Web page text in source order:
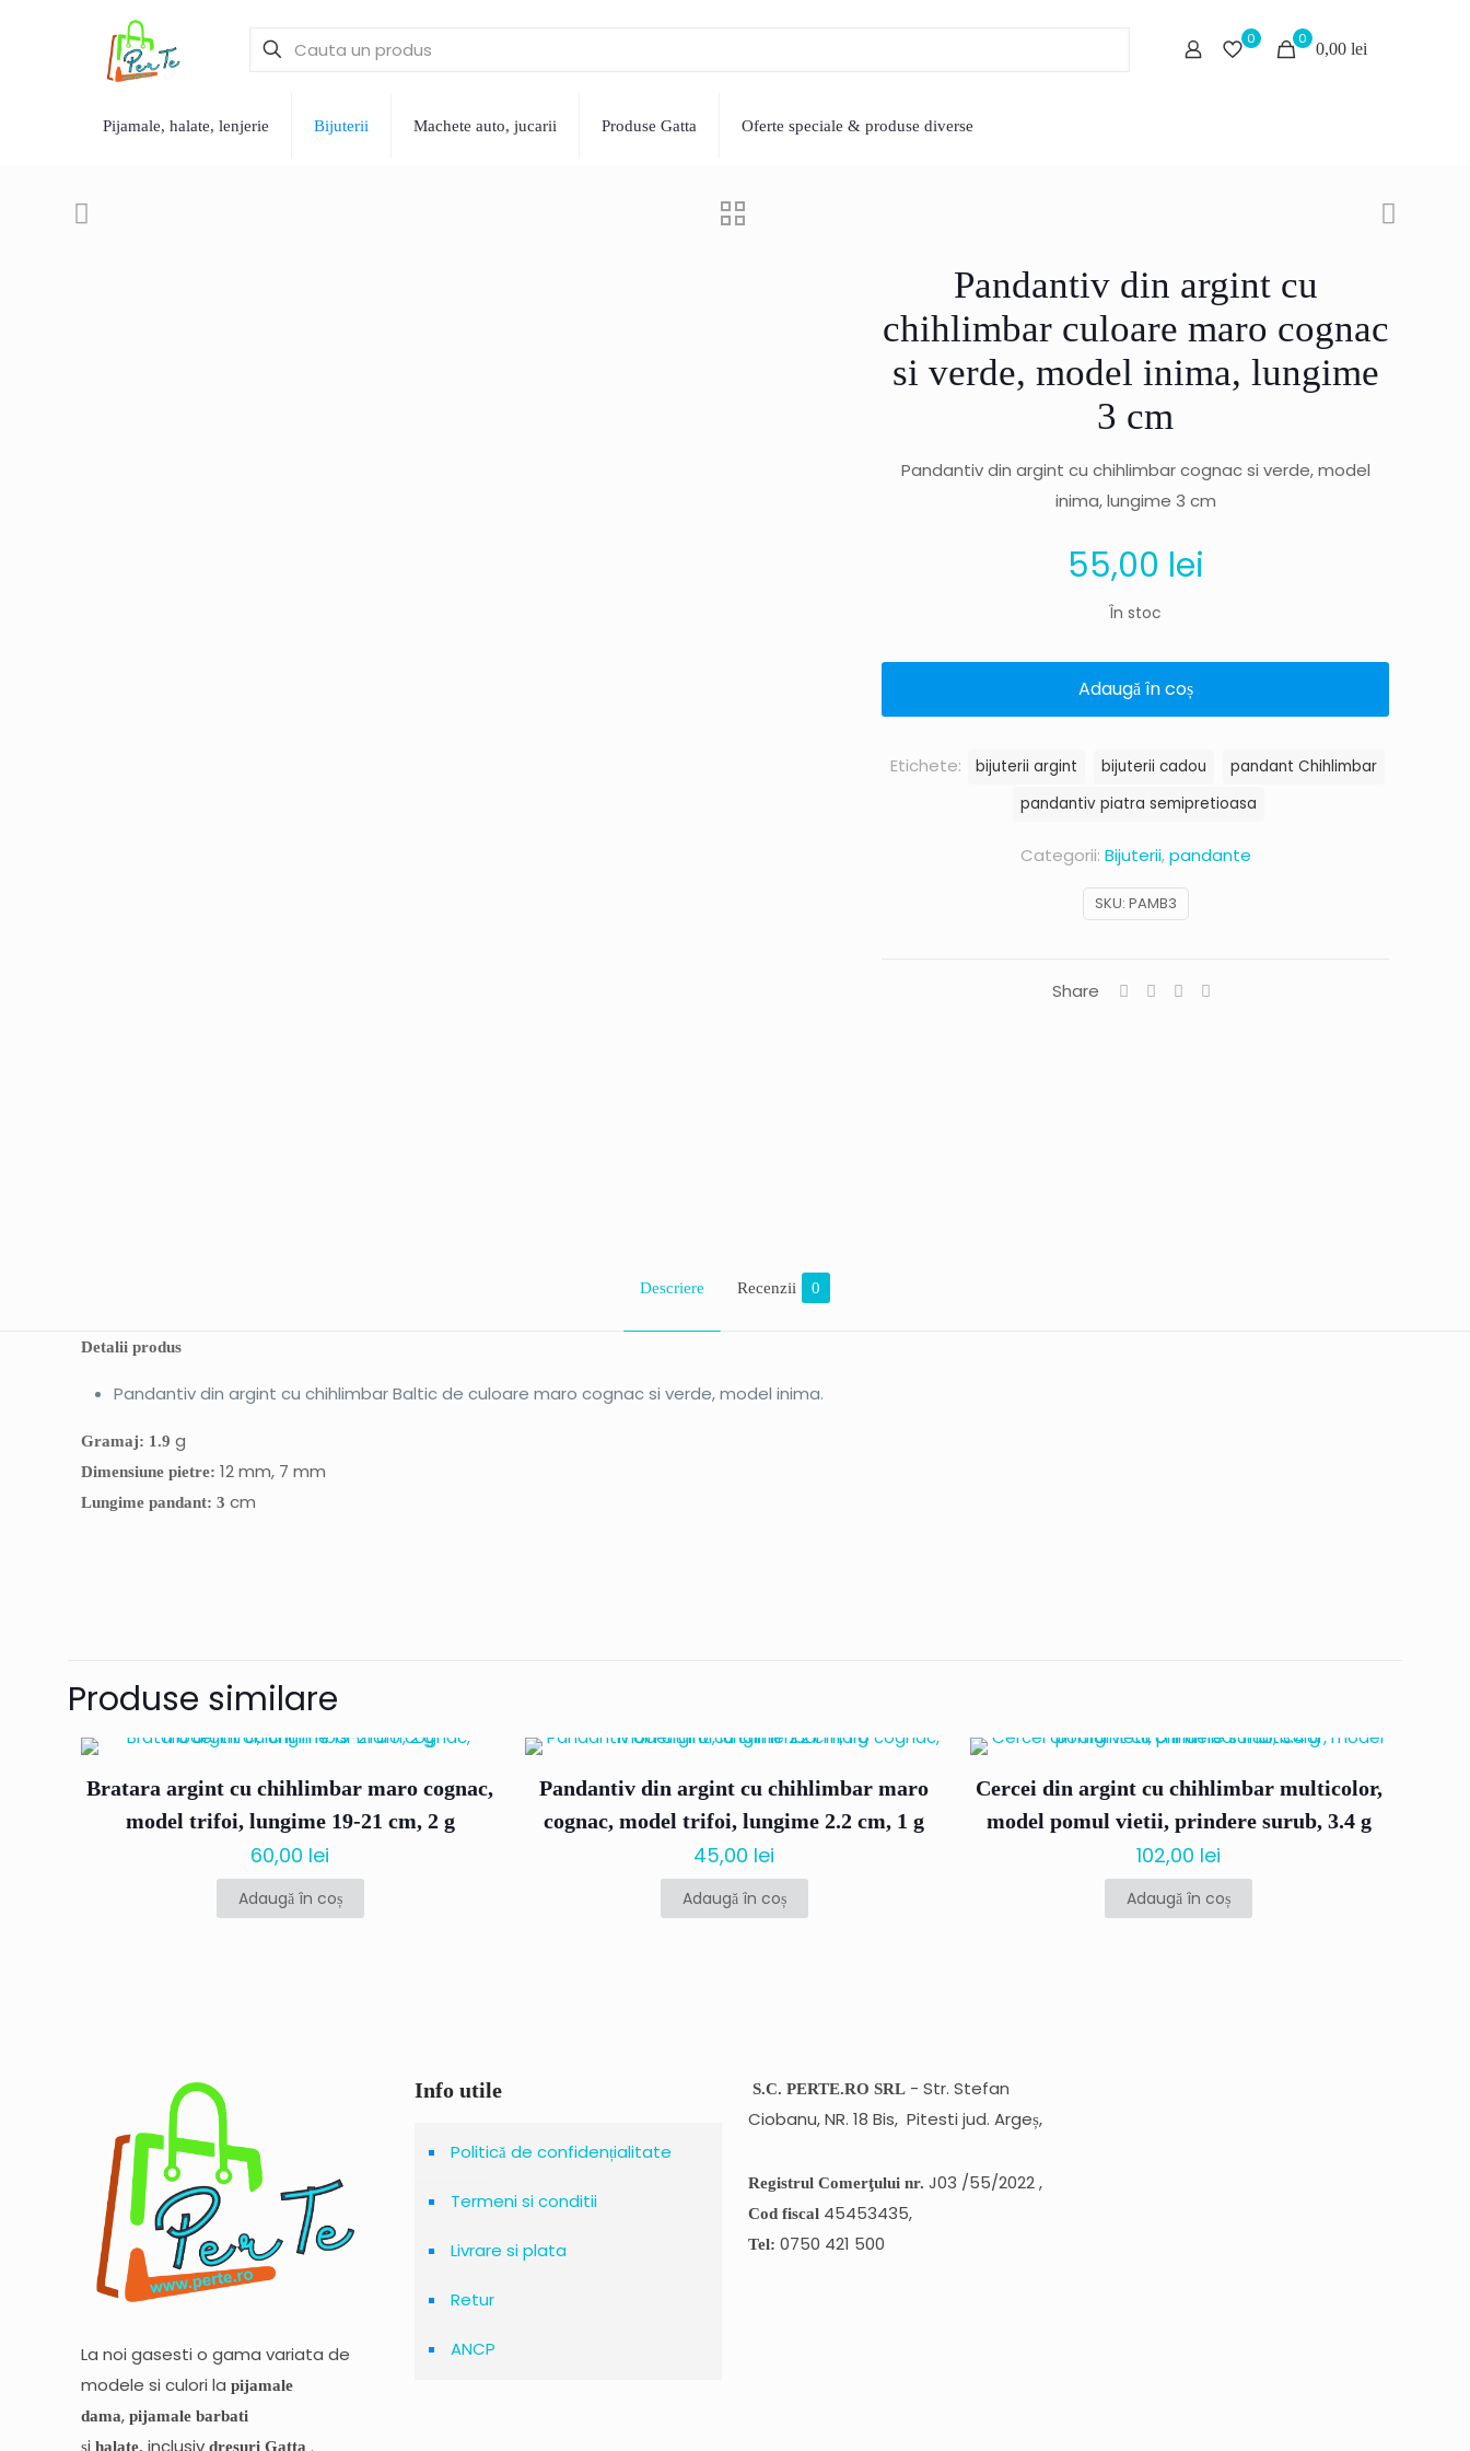
0 0
0,00 lei
Pijamale, halate, lenjerie Bijuterii Machete auto, jucarii Produse Gatta Oferte speciale & produse diverse
Pandantiv din argint cu
chihlimbar culoare maro cognac
si verde, model inima, lungime
3 cm
Pandantiv din argint cu chihlimbar cognac si verde, model
inima, lungime 3 cm
55,00 lei
În stoc
Adaugă în coș
SKU: PAMB3
Categorii: Bijuterii,pandante
Etichete: bijuterii argint bijuterii cadou
pandant Chihlimbar
pandantiv piatra semipretioasa
Share
Descriere Recenzii 0
Detalii produs
Pandantiv din argint cu chihlimbar Baltic de culoare maro cognac si verde, model inima.
Gramaj: 1.9 g
Dimensiune pietre:12 mm, 7 mm
Lungime pandant: 3 cm
chihlimbar culoare maro cognac si verde, model inima, lungime 3
cm”
Adresa ta de email nu va fi publicată. Câmpurile obligatorii sunt marcate cu
Salvează-mi numele, emailul și
site-ul web în acest navigator pentru
data viitoare când o să comentez.
Produse similare
Bratara argint cu chihlimbar maro cognac,
model trifoi, lungime 19-21 cm, 2 g
60,00 lei
Adaugă în coș
Pandantiv din argint cu chihlimbar maro
cognac, model trifoi, lungime 2.2 cm, 1 g
45,00 lei
Adaugă în coș
Cercei din argint cu chihlimbar multicolor,
model pomul vietii, prindere surub, 3.4 g
102,00 lei
Adaugă în coș
La noi gasesti o gama variata de
modele si culori la pijamale
dama, pijamale barbati
și halate, inclusiv dresuri Gatta .
Info utile
Politică de confidențialitate
Termeni si conditii
Livrare si plata
Retur
ANCP
S.C. PERTE.RO SRL - Str. Stefan
Ciobanu, NR. 18 Bis, Pitesti jud. Argeș,
Registrul Comerţului nr. J03 /55/2022 ,
Cod fiscal 45453435,
Tel: 0750 421 500